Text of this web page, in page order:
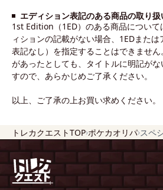
エディション表記のある商品の取り扱
1st Edition（1ED）のある商品につい
ィションの記載がない場合、1EDまた
表記なし）を指定することはできませ
があったとしても、タイトルに明記が
すので、あらかじめご了承ください。
以上、ご了承の上お買い求めください。
トレカクエストTOP›ポケカオリパ›スペ